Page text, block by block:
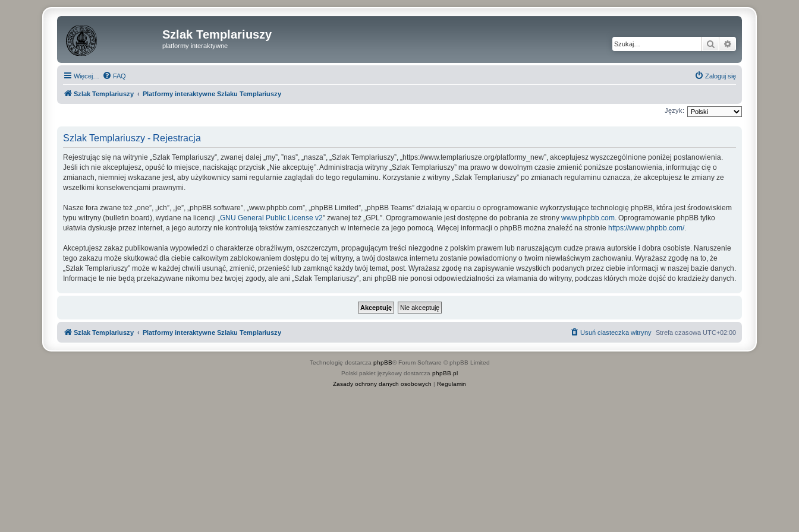
Szlak Templariuszy
platformy interaktywne Szukaj
Więcej… FAQ Zaloguj się
Szlak Templariuszy Platformy interaktywne Szlaku Templariuszy
Język:
Szlak Templariuszy - Rejestracja
Rejestrując się na witrynie „Szlak Templariuszy”, zwanej dalej „my”, ”nas”, „nasza”, „Szlak Templariuszy”, „https://www.templariusze.org/platformy_new”, akceptujesz wyszczególnione poniżej postanowienia.
Jeśli ich nie akceptujesz, opuść to miejsce, naciskając przycisk „Nie akceptuję”. Administracja witryny „Szlak Templariuszy” ma prawo w dowolnym czasie zmienić poniższe postanowienia, informując cię o
zmianach, niemniej wskazane jest, aby użytkownicy sami regularnie zaglądali do tego regulaminu. Korzystanie z witryny „Szlak Templariuszy” po zmianach regulaminu oznacza, że akceptujesz te zmiany ze
wszelkimi konsekwencjami prawnymi.
Nasze fora zwane też „one”, „ich”, „je”, „phpBB software”, „www.phpbb.com”, „phpBB Limited”, „phpBB Teams” działają w oparciu o oprogramowanie wykorzystujące technologię phpBB, która jest środowiskiem
typu witryny (bulletin board), wydane na licencji „GNU General Public License v2” zwanej też „GPL”. Oprogramowanie jest dostępne do pobrania ze strony www.phpbb.com. Oprogramowanie phpBB tylko
ułatwia dyskusje przez internet, a jego autorzy nie kontrolują tekstów zamieszczanych w internecie za jego pomocą. Więcej informacji o phpBB można znaleźć na stronie https://www.phpbb.com/.
Akceptujesz zakaz publikowania wypowiedzi o charakterze obraźliwym, oszczerczym, propagującym treści niezgodne z polskim prawem lub naruszającym cudze prawa autorskie i dobra osobiste. Naruszenie
tego zakazu może skutkować dla ciebie całkowitym zablokowaniem dostępu do tej witryny, a twój dostawca internetu zostanie powiadomiony o twoim niewłaściwym zachowaniu. Wyrażasz zgodę na to, że
„Szlak Templariuszy” może w każdej chwili usunąć, zmienić, przenieść lub zamknąć każdy twój temat, post. Wyrażasz zgodę na zapisywanie wszystkich podanych przez ciebie informacji w naszej bazie danych.
Informacje te nie będą przekazywane nikomu bez twojej zgody, ale ani „Szlak Templariuszy”, ani phpBB nie ponosi odpowiedzialności za włamania do witryny, podczas których może dojść do kradzieży danych.
Szlak Templariuszy Platformy interaktywne Szlaku Templariuszy Strefa czasowa UTC+02:00
Usuń ciasteczka witryny
Technologię dostarcza phpBB® Forum Software © phpBB Limited
Polski pakiet językowy dostarcza phpBB.pl
Zasady ochrony danych osobowych | Regulamin